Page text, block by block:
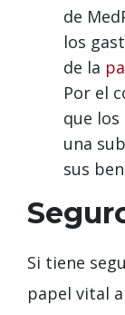
de
los
de la
Por el
que
una
sus
Si tiene
papel vital